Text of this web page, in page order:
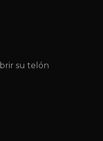
su telón